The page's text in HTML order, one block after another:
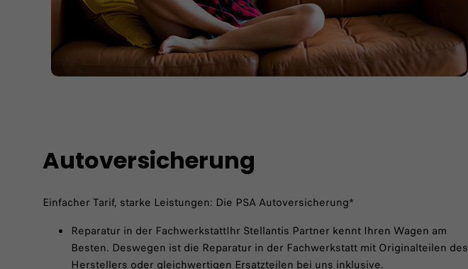
Autoversicherung
Einfacher Tarif, starke Leistungen: Die PSA Autoversicherung*
Reparatur in der FachwerkstattIhr Stellantis Partner kennt Ihren Wagen am
Besten. Deswegen ist die Reparatur in der Fachwerkstatt mit Originalteilen des
Herstellers oder gleichwertigen Ersatzteilen bei uns inklusive.